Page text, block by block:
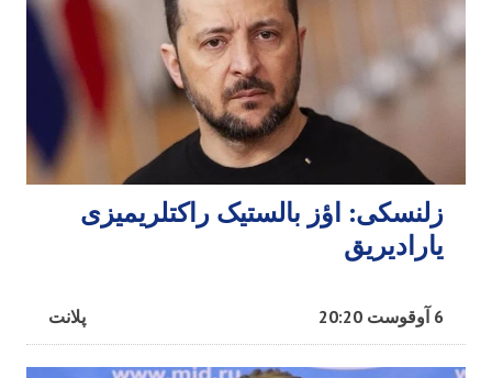
زلنسکی: اؤز بالستیک راکتلریمیزی
یارادیریق
پلانت 6 آوقوست 20:20